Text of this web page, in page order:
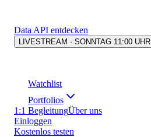
Data API entdecken
LIVESTREAM · SONNTAG 11:00 UHR
Watchlist
Portfolios
1:1 BegleitungÜber uns
Einloggen
Kostenlos testen